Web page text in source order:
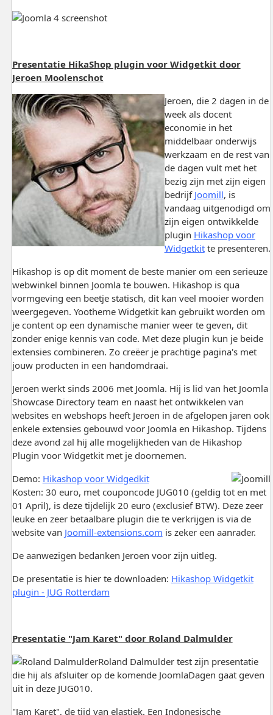
Presentatie HikaShop plugin voor Widgetkit door
Jeroen Moolenschot
Jeroen, die 2 dagen in de
week als docent
economie in het
middelbaar onderwijs
werkzaam en de rest van
de dagen vult met het
bezig zijn met zijn eigen
bedrijf Joomill, is
vandaag uitgenodigd om
zijn eigen ontwikkelde
plugin Hikashop voor
Widgetkitte presenteren.
Hikashop is op dit moment de beste manier om een serieuze
webwinkel binnen Joomla te bouwen. Hikashop is qua
vormgeving een beetje statisch, dit kan veel mooier worden
weergegeven. Yootheme Widgetkit kan gebruikt worden om
je content op een dynamische manier weer te geven, dit
zonder enige kennis van code. Met deze plugin kun je beide
extensies combineren. Zo creëer je prachtige pagina's met
jouw producten in een handomdraai.
Jeroen werkt sinds 2006 met Joomla. Hij is lid van het Joomla
Showcase Directory team en naast het ontwikkelen van
websites en webshops heeft Jeroen in de afgelopen jaren ook
enkele extensies gebouwd voor Joomla en Hikashop. Tijdens
deze avond zal hij alle mogelijkheden van de Hikashop
Plugin voor Widgetkit met je doornemen.
Demo: Hikashop voor Widgedkit
Kosten: 30 euro, met couponcode JUG010 (geldig tot en met
01 April), is deze tijdelijk 20 euro (exclusief BTW). Deze zeer
leuke en zeer betaalbare plugin die te verkrijgen is via de
website van Joomill-extensions.com is zeker een aanrader.
De aanwezigen bedanken Jeroen voor zijn uitleg.
De presentatie is hier te downloaden: Hikashop Widgetkit
plugin - JUG Rotterdam
Presentatie "Jam Karet" door Roland Dalmulder
Roland Dalmulder test zijn presentatie
die hij als afsluiter op de komende JoomlaDagen gaat geven
uit in deze JUG010.
"Jam Karet", de tijd van elastiek. Een Indonesische